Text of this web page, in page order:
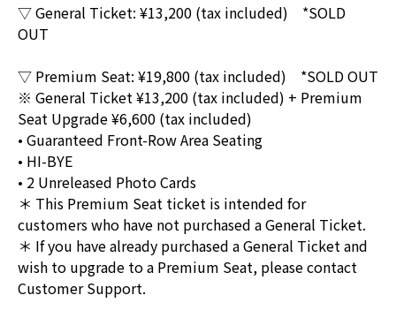
▽ General Ticket: ¥13,200 (tax included) *SOLD
OUT
▽ Premium Seat: ¥19,800 (tax included) *SOLD OUT
※ General Ticket ¥13,200 (tax included) + Premium
Seat Upgrade ¥6,600 (tax included)
• Guaranteed Front-Row Area Seating
• HI-BYE
• 2 Unreleased Photo Cards
＊ This Premium Seat ticket is intended for
customers who have not purchased a General Ticket.
＊ If you have already purchased a General Ticket and
wish to upgrade to a Premium Seat, please contact
Customer Support.